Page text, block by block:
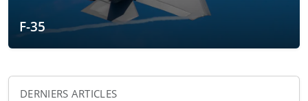
F-35
DERNIERS ARTICLES